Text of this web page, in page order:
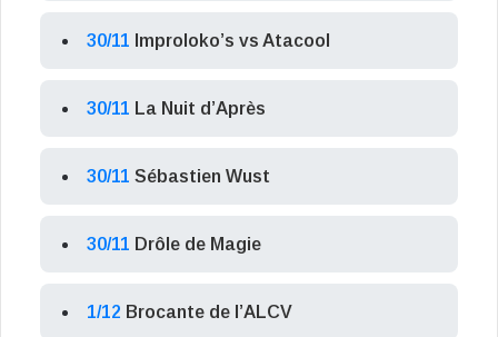
30/11 Improloko’s vs Atacool
30/11 La Nuit d’Après
30/11 Sébastien Wust
30/11 Drôle de Magie
1/12 Brocante de l’ALCV